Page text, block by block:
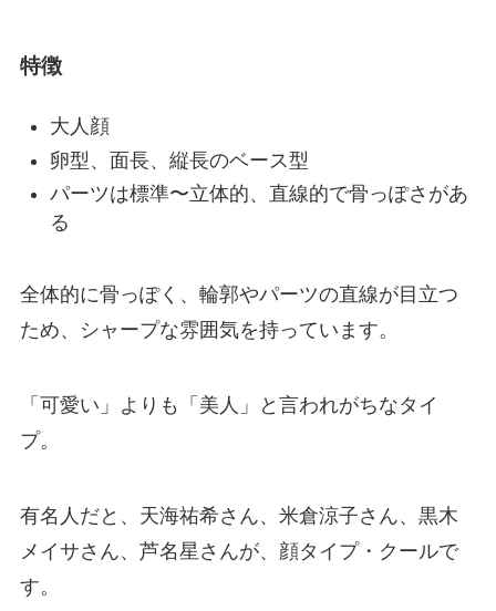
特徴
大人顔
卵型、面長、縦長のベース型
パーツは標準〜立体的、直線的で骨っぽさがあ
る
全体的に骨っぽく、輪郭やパーツの直線が目立つ
ため、シャープな雰囲気を持っています。
「可愛い」よりも「美人」と言われがちなタイ
プ。
有名人だと、天海祐希さん、米倉涼子さん、黒木
メイサさん、芦名星さんが、顔タイプ・クールで
す。